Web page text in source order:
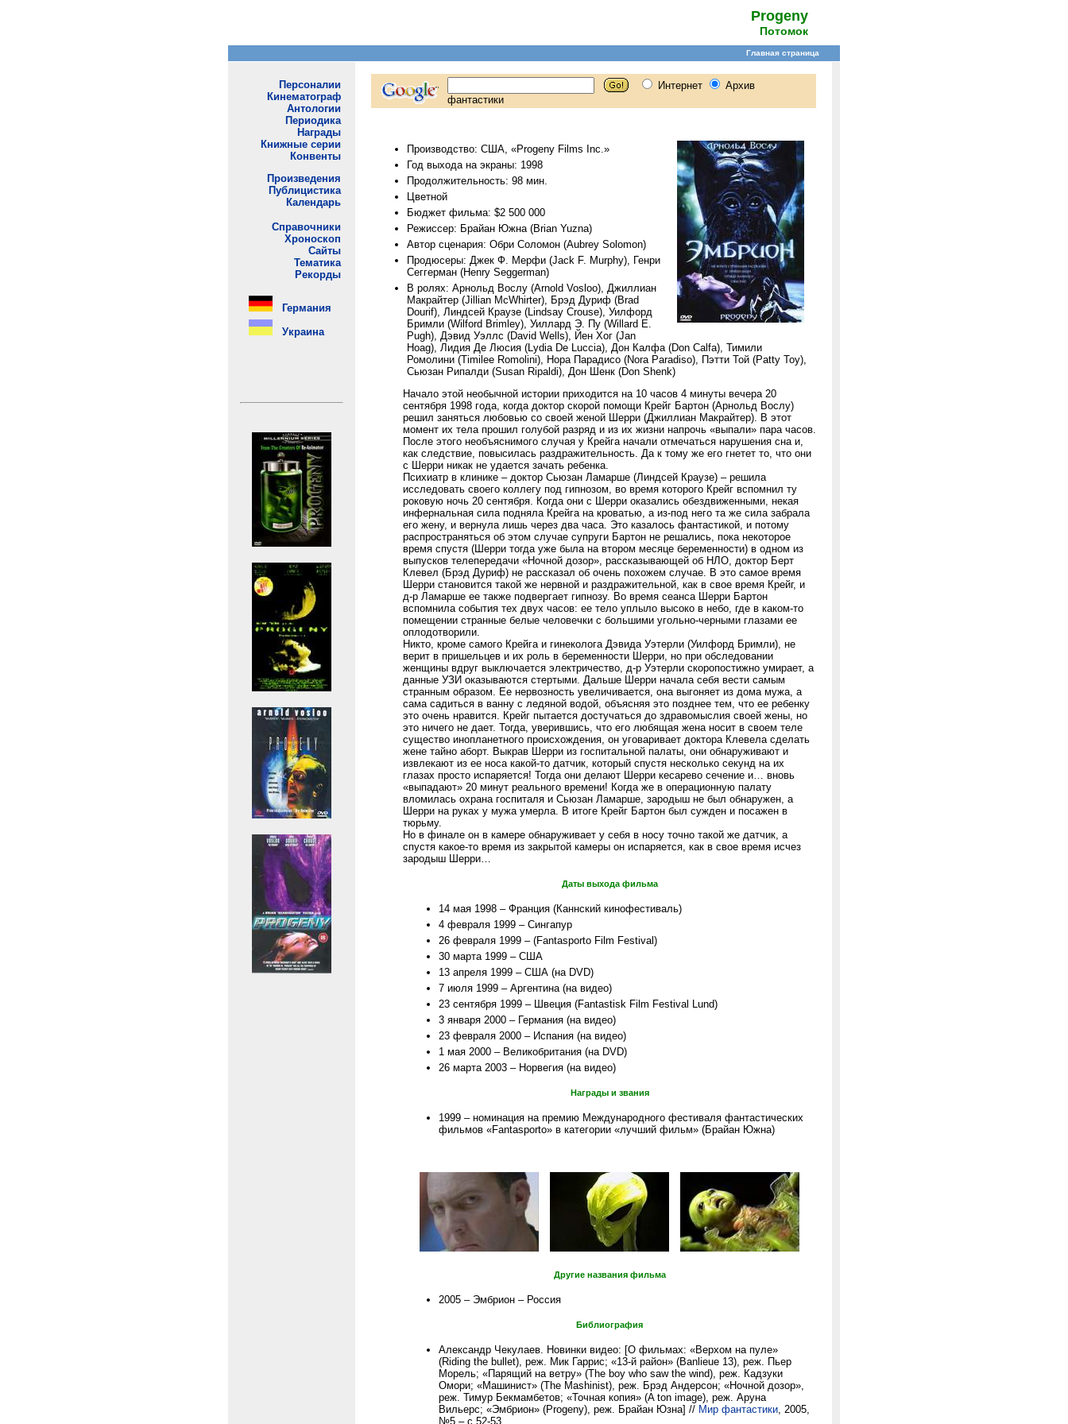
Progeny
Потомок
Производство: США, «Progeny Films Inc.»
Год выхода на экраны: 1998
Продолжительность: 98 мин.
Цветной
Бюджет фильма: $2 500 000
Режиссер: Брайан Южна (Brian Yuzna)
Автор сценария: Обри Соломон (Aubrey Solomon)
Продюсеры: Джек Ф. Мерфи (Jack F. Murphy), Генри
Сеггерман (Henry Seggerman)
В ролях: Арнольд Вослу (Arnold Vosloo), Джиллиан
Макрайтер (Jillian McWhirter), Брэд Дуриф (Brad
Dourif), Линдсей Краузе (Lindsay Crouse), Уилфорд
Бримли (Wilford Brimley), Уиллард Э. Пу (Willard E.
Pugh), Дэвид Уэллс (David Wells), Йен Хог (Jan
Hoag), Лидия Де Люсия (Lydia De Luccia), Дон Калфа (Don Calfa), Тимили
Ромолини (Timilee Romolini), Нора Парадисо (Nora Paradiso), Пэтти Той (Patty Toy),
Сьюзан Рипалди (Susan Ripaldi), Дон Шенк (Don Shenk)
Начало этой необычной истории приходится на 10 часов 4 минуты вечера 20
сентября 1998 года, когда доктор скорой помощи Крейг Бартон (Арнольд Вослу)
решил заняться любовью со своей женой Шерри (Джиллиан Макрайтер). В этот
момент их тела прошил голубой разряд и из их жизни напрочь «выпали» пара часов.
После этого необъяснимого случая у Крейга начали отмечаться нарушения сна и,
как следствие, повысилась раздражительность. Да к тому же его гнетет то, что они
с Шерри никак не удается зачать ребенка.
Психиатр в клинике – доктор Сьюзан Ламарше (Линдсей Краузе) – решила
исследовать своего коллегу под гипнозом, во время которого Крейг вспомнил ту
роковую ночь 20 сентября. Когда они с Шерри оказались обездвиженными, некая
инфернальная сила подняла Крейга на кроватью, а из-под него та же сила забрала
его жену, и вернула лишь через два часа. Это казалось фантастикой, и потому
распространяться об этом случае супруги Бартон не решались, пока некоторое
время спустя (Шерри тогда уже была на втором месяце беременности) в одном из
выпусков телепередачи «Ночной дозор», рассказывающей об НЛО, доктор Берт
Клевел (Брэд Дуриф) не рассказал об очень похожем случае. В это самое время
Шерри становится такой же нервной и раздражительной, как в свое время Крейг, и
д-р Ламарше ее также подвергает гипнозу. Во время сеанса Шерри Бартон
вспомнила события тех двух часов: ее тело уплыло высоко в небо, где в каком-то
помещении странные белые человечки с большими угольно-черными глазами ее
оплодотворили.
Никто, кроме самого Крейга и гинеколога Дэвида Уэтерли (Уилфорд Бримли), не
верит в пришельцев и их роль в беременности Шерри, но при обследовании
женщины вдруг выключается электричество, д-р Уэтерли скоропостижно умирает, а
данные УЗИ оказываются стертыми. Дальше Шерри начала себя вести самым
странным образом. Ее нервозность увеличивается, она выгоняет из дома мужа, а
сама садиться в ванну с ледяной водой, объясняя это позднее тем, что ее ребенку
это очень нравится. Крейг пытается достучаться до здравомыслия своей жены, но
это ничего не дает. Тогда, уверившись, что его любящая жена носит в своем теле
существо инопланетного происхождения, он уговаривает доктора Клевела сделать
жене тайно аборт. Выкрав Шерри из госпитальной палаты, они обнаруживают и
извлекают из ее носа какой-то датчик, который спустя несколько секунд на их
глазах просто испаряется! Тогда они делают Шерри кесарево сечение и… вновь
«выпадают» 20 минут реального времени! Когда же в операционную палату
вломилась охрана госпиталя и Сьюзан Ламарше, зародыш не был обнаружен, а
Шерри на руках у мужа умерла. В итоге Крейг Бартон был сужден и посажен в
тюрьму.
Но в финале он в камере обнаруживает у себя в носу точно такой же датчик, а
спустя какое-то время из закрытой камеры он испаряется, как в свое время исчез
зародыш Шерри…
Даты выхода фильма
14 мая 1998 – Франция (Каннский кинофестиваль)
4 февраля 1999 – Сингапур
26 февраля 1999 – (Fantasporto Film Festival)
30 марта 1999 – США
13 апреля 1999 – США (на DVD)
7 июля 1999 – Аргентина (на видео)
23 сентября 1999 – Швеция (Fantastisk Film Festival Lund)
3 января 2000 – Германия (на видео)
23 февраля 2000 – Испания (на видео)
1 мая 2000 – Великобритания (на DVD)
26 марта 2003 – Норвегия (на видео)
Награды и звания
1999 – номинация на премию Международного фестиваля фантастических
фильмов «Fantasporto» в категории «лучший фильм» (Брайан Южна)
Другие названия фильма
2005 – Эмбрион – Россия
Библиография
Александр Чекулаев. Новинки видео: [О фильмах: «Верхом на пуле»
(Riding the bullet), реж. Мик Гаррис; «13-й район» (Banlieue 13), реж. Пьер
Морель; «Парящий на ветру» (The boy who saw the wind), реж. Кадзуки
Омори; «Машинист» (The Mashinist), реж. Брэд Андерсон; «Ночной дозор»,
реж. Тимур Бекмамбетов; «Точная копия» (A ton image), реж. Аруна
Вильерс; «Эмбрион» (Progeny), реж. Брайан Юзна] // Мир фантастики, 2005,
№5 – с.52-53